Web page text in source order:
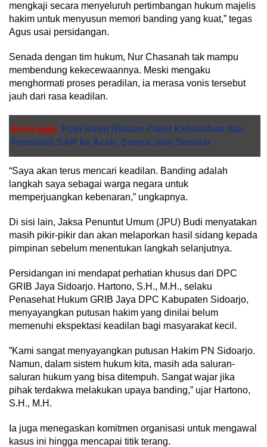
mengkaji secara menyeluruh pertimbangan hukum majelis
hakim untuk menyusun memori banding yang kuat,” tegas
Agus usai persidangan.
​Senada dengan tim hukum, Nur Chasanah tak mampu
membendung kekecewaannya. Meski mengaku
menghormati proses peradilan, ia merasa vonis tersebut
jauh dari rasa keadilan.
Baca juga
Polri Kirim Ribuan Paket Kebutuhan dan
Peralatan SAR ke Aceh, Sumut, dan Sumbar
“Saya akan terus mencari keadilan. Banding adalah
langkah saya sebagai warga negara untuk
memperjuangkan kebenaran,” ungkapnya.
​Di sisi lain, Jaksa Penuntut Umum (JPU) Budi menyatakan
masih pikir-pikir dan akan melaporkan hasil sidang kepada
pimpinan sebelum menentukan langkah selanjutnya.
​Persidangan ini mendapat perhatian khusus dari DPC
GRIB Jaya Sidoarjo. Hartono, S.H., M.H., selaku
Penasehat Hukum GRIB Jaya DPC Kabupaten Sidoarjo,
menyayangkan putusan hakim yang dinilai belum
memenuhi ekspektasi keadilan bagi masyarakat kecil.
​”Kami sangat menyayangkan putusan Hakim PN Sidoarjo.
Namun, dalam sistem hukum kita, masih ada saluran-
saluran hukum yang bisa ditempuh. Sangat wajar jika
pihak terdakwa melakukan upaya banding,” ujar Hartono,
S.H., M.H.
​Ia juga menegaskan komitmen organisasi untuk mengawal
kasus ini hingga mencapai titik terang.